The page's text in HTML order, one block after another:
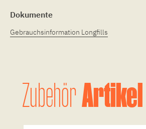
Dokumente
Gebrauchsinformation Longfills
ZubehörArtikel